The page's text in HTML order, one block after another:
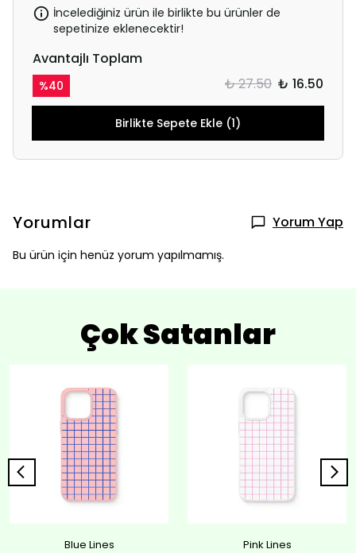
İncelediğiniz ürün ile birlikte bu ürünler de
sepetinize eklenecektir!
Avantajlı Toplam
%40 ₺ 27.50 ₺ 16.50
Birlikte Sepete Ekle (1)
Yorumlar Yorum Yap
Bu ürün için henüz yorum yapılmamış.
Çok Satanlar
Blue Lines Pink Lines